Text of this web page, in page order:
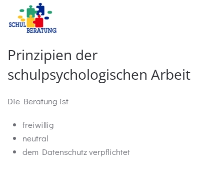
Prinzipien der
schulpsychologischen Arbeit
Die Beratung ist
freiwillig
neutral
dem Datenschutz verpflichtet